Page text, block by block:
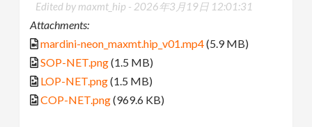
Edited by maxmt_hip - 2026年3月19日 12:01:31
Attachments:
mardini-neon_maxmt.hip_v01.mp4(5.9 MB)
SOP-NET.png(1.5 MB)
LOP-NET.png(1.5 MB)
COP-NET.png(969.6 KB)